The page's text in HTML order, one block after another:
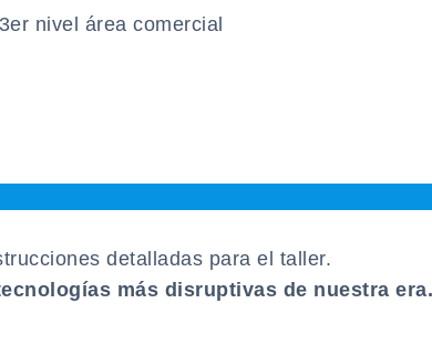
nivel área comercial
detalladas para el taller.
más disruptivas de nuestra era.